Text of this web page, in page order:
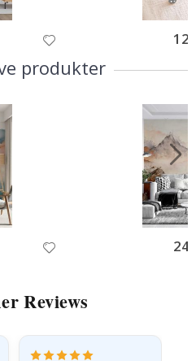
produkter
Reviews